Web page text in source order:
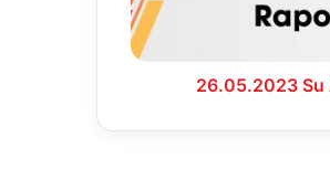
26.05.2023 Su